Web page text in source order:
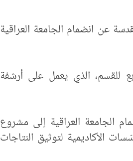
عن انضمام الجامعة العراقية
للقسم، الذي يعمل على أرشفة
الجامعة العراقية إلى مشروع
الأكاديمية لتوثيق النتاجات